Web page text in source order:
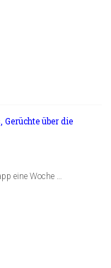
über die
eine Woche …